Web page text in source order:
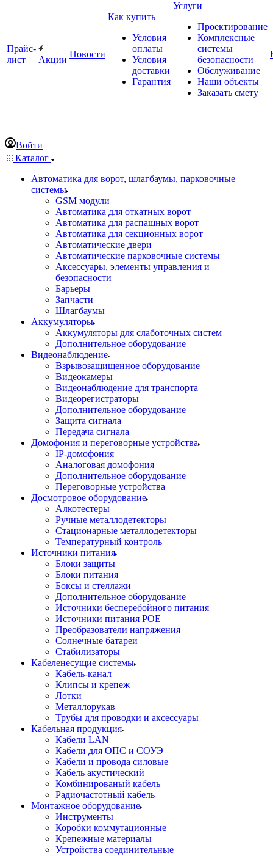
Прайс-
лист
Акции
Новости
Как купить
Условия
оплаты
Условия
доставки
Гарантия
Услуги
Проектирование
Комплексные
системы
безопасности
Обслуживание
Наши объекты
Заказать смету
Войти
Каталог
Автоматика для ворот, шлагбаумы, парковочные
системы
GSM модули
Автоматика для откатных ворот
Автоматика для распашных ворот
Автоматика для секционных ворот
Автоматические двери
Автоматические парковочные системы
Аксессуары, элементы управления и
безопасности
Барьеры
Запчасти
Шлагбаумы
Аккумуляторы
Аккумуляторы для слаботочных систем
Дополнительное оборудование
Видеонаблюдение
Взрывозащищенное оборудование
Видеокамеры
Видеонаблюдение для транспорта
Видеорегистраторы
Дополнительное оборудование
Защита сигнала
Передача сигнала
Домофония и переговорные устройства
IP-домофония
Аналоговая домофония
Дополнительное оборудование
Переговорные устройства
Досмотровое оборудование
Алкотестеры
Ручные металлодетекторы
Стационарные металлодетекторы
Температурный контроль
Источники питания
Блоки защиты
Блоки питания
Боксы и стеллажи
Дополнительное оборудование
Источники бесперебойного питания
Источники питания POE
Преобразователи напряжения
Солнечные батареи
Стабилизаторы
Кабеленесущие системы
Кабель-канал
Клипсы и крепеж
Лотки
Металлорукав
Трубы для проводки и аксессуары
Кабельная продукция
Кабели LAN
Кабели для ОПС и СОУЭ
Кабели и провода силовые
Кабель акустический
Комбинированый кабель
Радиочастотный кабель
Монтажное оборудование
Инструменты
Коробки коммутационные
Крепежные материалы
Устройства соединительные